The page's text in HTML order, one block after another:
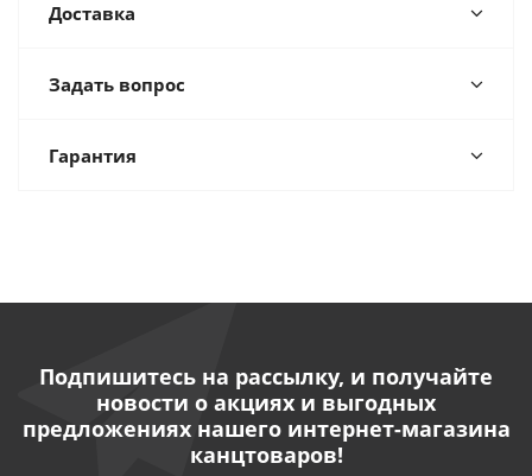
Доставка
Задать вопрос
Гарантия
Подпишитесь на рассылку, и получайте
новости о акциях и выгодных
предложениях нашего интернет-магазина
канцтоваров!